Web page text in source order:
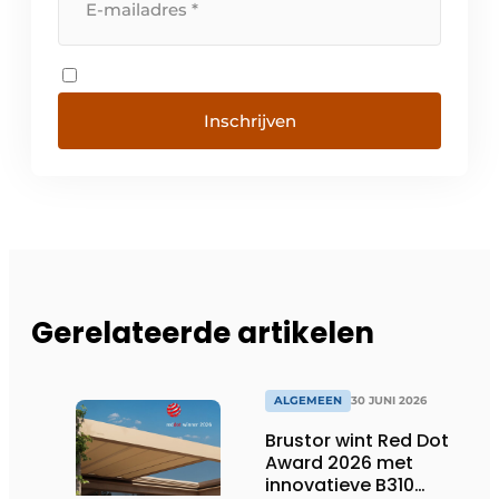
Inschrijven
Gerelateerde artikelen
ALGEMEEN 30 JUNI 2026
Brustor wint Red Dot
Award 2026 met
innovatieve B310